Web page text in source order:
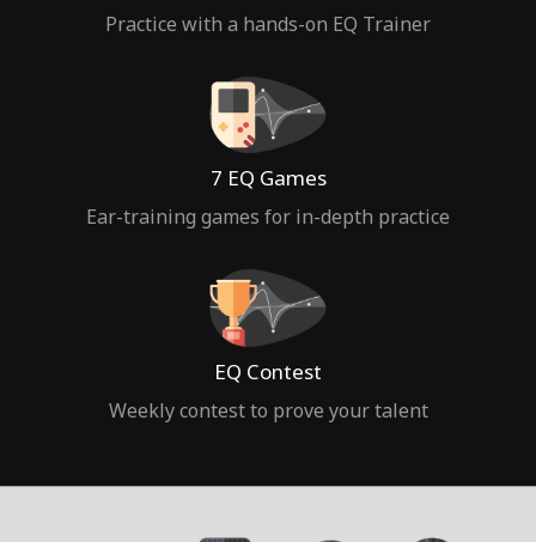
Practice with a hands-on EQ Trainer
7 EQ Games
Ear-training games for in-depth practice
EQ Contest
Weekly contest to prove your talent